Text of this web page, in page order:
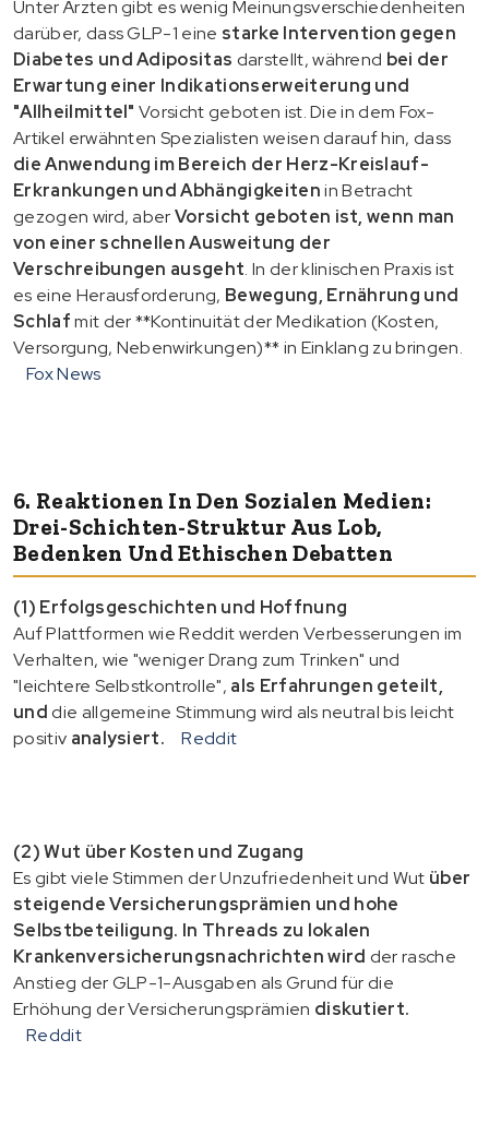
Unter Ärzten gibt es wenig Meinungsverschiedenheiten
darüber, dass GLP-1 eine starke Intervention gegen
Diabetes und Adipositas darstellt, während bei der
Erwartung einer Indikationserweiterung und
"Allheilmittel" Vorsicht geboten ist. Die in dem Fox-
Artikel erwähnten Spezialisten weisen darauf hin, dass
die Anwendung im Bereich der Herz-Kreislauf-
Erkrankungen und Abhängigkeitenin Betracht
gezogen wird, aberVorsicht geboten ist, wenn man
von einer schnellen Ausweitung der
Verschreibungen ausgeht. In der klinischen Praxis ist
es eine Herausforderung, Bewegung, Ernährung und
Schlafmit der **Kontinuität der Medikation (Kosten,
Versorgung, Nebenwirkungen)** in Einklang zu bringen.
Fox News
6. Reaktionen In Den Sozialen Medien:
Drei-Schichten-Struktur Aus Lob,
Bedenken Und Ethischen Debatten
(1) Erfolgsgeschichten und Hoffnung
Auf Plattformen wie Reddit werden Verbesserungen im
Verhalten, wie "weniger Drang zum Trinken" und
"leichtere Selbstkontrolle", als Erfahrungen geteilt,
und die allgemeine Stimmung wird als neutral bis leicht
positiv analysiert. Reddit
(2) Wut über Kosten und Zugang
Es gibt viele Stimmen der Unzufriedenheit und Wut über
steigende Versicherungsprämien und hohe
Selbstbeteiligung. In Threads zu lokalen
Krankenversicherungsnachrichten wird der rasche
Anstieg der GLP-1-Ausgaben als Grund für die
Erhöhung der Versicherungsprämien diskutiert.
Reddit